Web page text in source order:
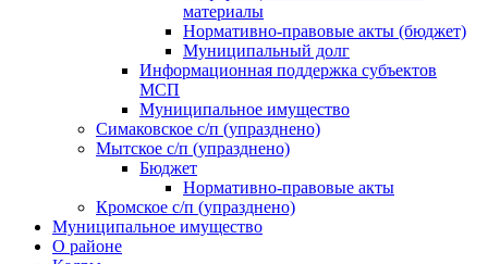
материалы
Нормативно-правовые акты (бюджет)
Муниципальный долг
Информационная поддержка субъектов
МСП
Муниципальное имущество
Симаковское с/п (упразднено)
Мытское с/п (упразднено)
Бюджет
Нормативно-правовые акты
Кромское с/п (упразднено)
Муниципальное имущество
О районе